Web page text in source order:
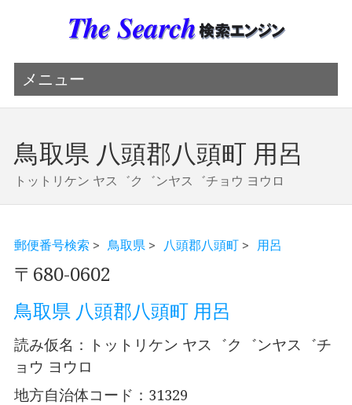
メニュー
鳥取県 八頭郡八頭町 用呂
トットリケン ヤス゛ク゛ンヤス゛チョウ ヨウロ
郵便番号検索 > 鳥取県 > 八頭郡八頭町> 用呂
〒680-0602
鳥取県 八頭郡八頭町 用呂
読み仮名：トットリケン ヤス゛ク゛ンヤス゛チ
ョウ ヨウロ
地方自治体コード：31329